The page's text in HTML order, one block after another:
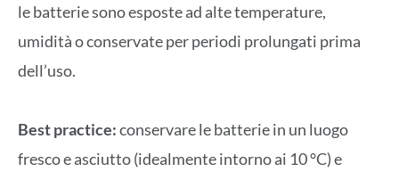
le batterie sono esposte ad alte temperature,
umidità o conservate per periodi prolungati prima
dell’uso.
Best practice:conservare le batterie in un luogo
fresco e asciutto (idealmente intorno ai 10 °C) e